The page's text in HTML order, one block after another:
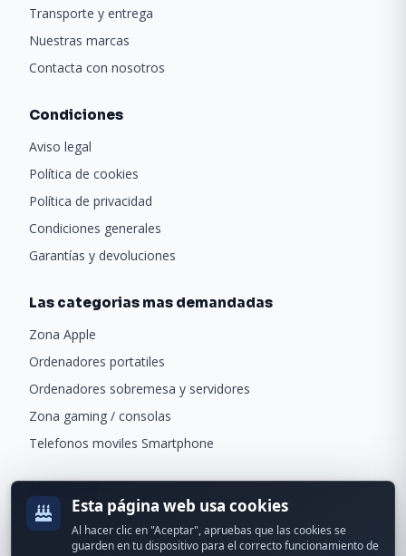
Transporte y entrega
Nuestras marcas
Contacta con nosotros
Condiciones
Aviso legal
Política de cookies
Política de privacidad
Condiciones generales
Garantías y devoluciones
Las categorias mas demandadas
Zona Apple
Ordenadores portatiles
Ordenadores sobremesa y servidores
Zona gaming / consolas
Telefonos moviles Smartphone
Recibe ofertas exclusivas y novedades.
Esta página web usa cookies
Al hacer clic en "Aceptar", apruebas que las cookies se
guarden en tu dispositivo para el correcto funcionamiento de